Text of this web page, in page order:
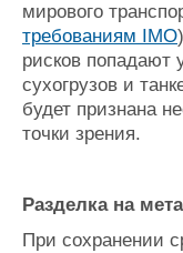
мирового
требованиям IMO
рисков попадают
сухогрузов и
будет признана
точки зрения.
Разделка на
При сохранении